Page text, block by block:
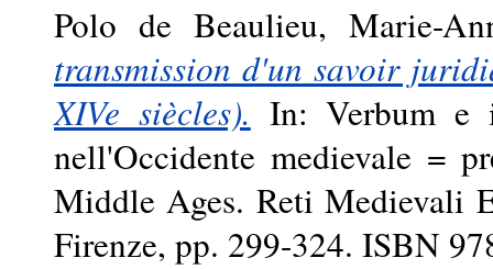
Polo de Beaulieu, Marie-
transmission d'un savoir
XIVe siècles). In: Verbum e
nell'Occidente medievale =
Middle Ages. Reti Medievali
Firenze, pp. 299-324. ISBN